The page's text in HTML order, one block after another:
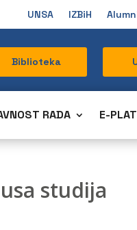
UNSA IZBiH
Biblioteka
RADA E-
studija